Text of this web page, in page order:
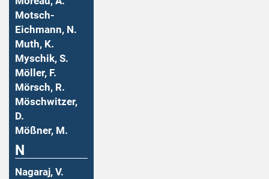
Motsch-
Eichmann, N.
Muth, K.
Myschik, S.
Möller, F.
Mörsch, R.
Möschwitzer,
D.
Mößner, M.
N
Nagaraj, V.